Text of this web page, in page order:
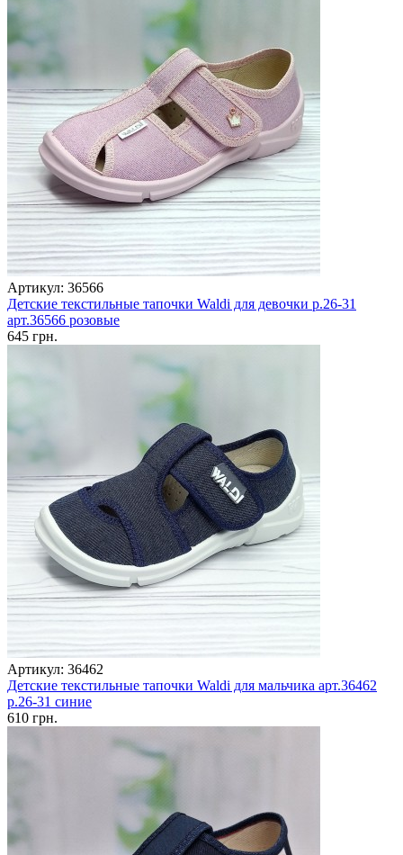
Артикул: 36566
Детские текстильные тапочки Waldi для девочки р.26-31
арт.36566 розовые
645 грн.
Артикул: 36462
Детские текстильные тапочки Waldi для мальчика арт.36462
р.26-31 синие
610 грн.